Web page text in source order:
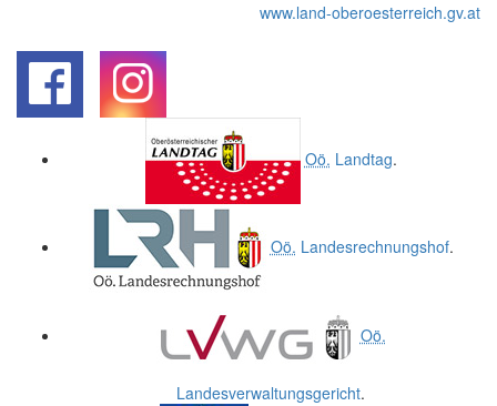
www.land-oberoesterreich.gv.at
Oö. Landtag.
Oö. Landesrechnungshof.
Oö.
Landesverwaltungsgericht.